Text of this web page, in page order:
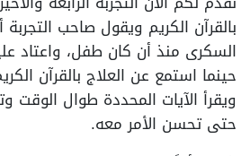
بالقرآن الكريم ويقول صاحب التجربة
السكرى منذ أن كان طفل، واعتاد
حينما استمع عن العلاج بالقرآن
ويقرأ الآيات المحددة طوال الوقت
حتى تحسن الأمر معه.